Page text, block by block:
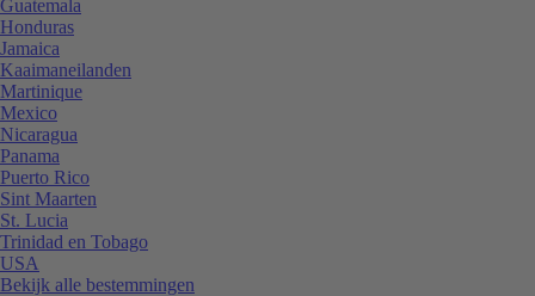
Guatemala
Honduras
Jamaica
Kaaimaneilanden
Martinique
Mexico
Nicaragua
Panama
Puerto Rico
Sint Maarten
St. Lucia
Trinidad en Tobago
USA
Bekijk alle bestemmingen